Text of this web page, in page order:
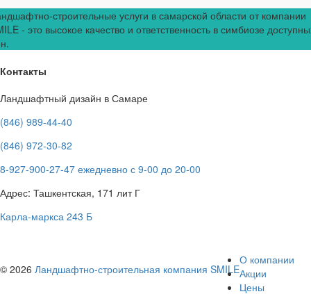
строительные услуги в самарской области от компании
- это высокое качество и ответственность в симбиозе
Контакты
Ландшафтный дизайн в Самаре
(846) 989-44-40
(846) 972-30-82
8-927-900-27-47 ежедневно с 9-00 до 20-00
Адрес: Ташкентская, 171 лит Г
Карла-маркса 243 Б
© 2026 Ландшафтно-строительная компания SMILE
О компании
Акции
Цены